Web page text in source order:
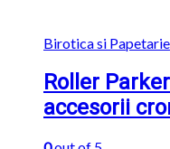
Birotica si Papetarie
Roller
accesorii